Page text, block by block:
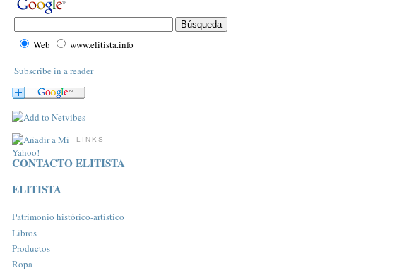
Web www.elitista.info
Subscribe in a reader
LINKS
CONTACTO ELITISTA
ELITISTA
Patrimonio histórico-artí­stico
Libros
Productos
Ropa